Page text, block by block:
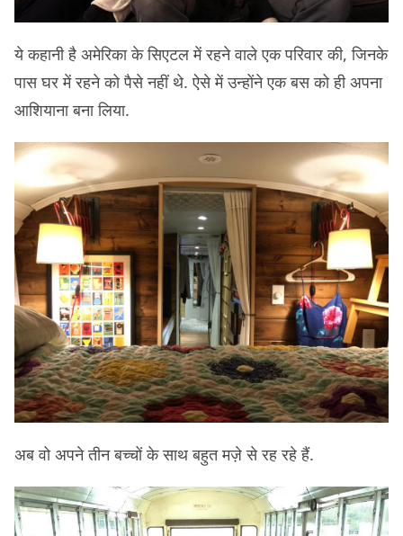
ये कहानी है अमेरिका के सिएटल में रहने वाले एक परिवार की, जिनके
पास घर में रहने को पैसे नहीं थे. ऐसे में उन्होंने एक बस को ही अपना
आशियाना बना लिया.
अब वो अपने तीन बच्चों के साथ बहुत मज़े से रह रहे हैं.